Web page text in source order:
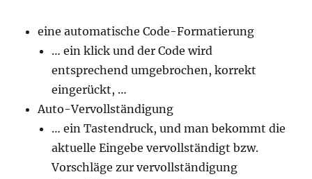
eine automatische Code-Formatierung
… ein klick und der Code wird
entsprechend umgebrochen, korrekt
eingerückt, …
Auto-Vervollständigung
… ein Tastendruck, und man bekommt die
aktuelle Eingebe vervollständigt bzw.
Vorschläge zur vervollständigung